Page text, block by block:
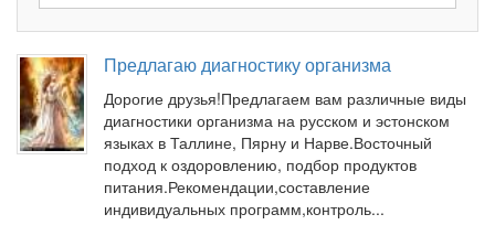
Предлагаю диагностику организма
Дорогие друзья!Предлагаем вам различные виды
диагностики организма на русском и эстонском
языках в Таллине, Пярну и Нарве.Восточный
подход к оздоровлению, подбор продуктов
питания.Рекомендации,составление
индивидуальных программ,контроль...